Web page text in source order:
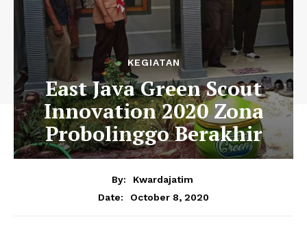
KEGIATAN
East Java Green Scout
Innovation 2020 Zona
Probolinggo Berakhir
By:
Kwardajatim
Date:
October 8, 2020